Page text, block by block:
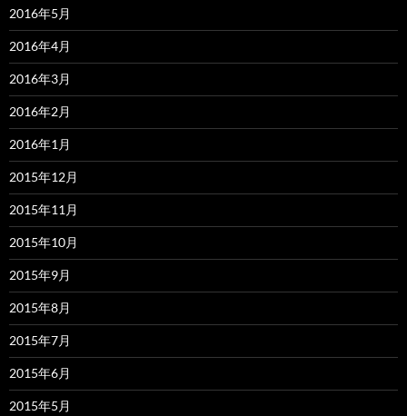
2016年5月
2016年4月
2016年3月
2016年2月
2016年1月
2015年12月
2015年11月
2015年10月
2015年9月
2015年8月
2015年7月
2015年6月
2015年5月